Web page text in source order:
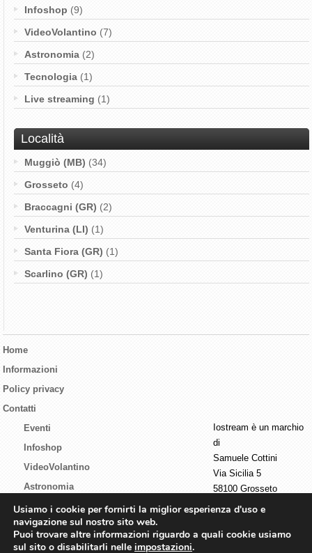
Infoshop (9)
VideoVolantino (7)
Astronomia (2)
Tecnologia (1)
Live streaming (1)
Località
Muggiò (MB) (34)
Grosseto (4)
Braccagni (GR) (2)
Venturina (LI) (1)
Santa Fiora (GR) (1)
Scarlino (GR) (1)
Home
Informazioni
Policy privacy
Contatti
Eventi
Infoshop
VideoVolantino
Astronomia
Tecnologia
Live streaming
Iostream è un marchio
di
Samuele Cottini
Via Sicilia 5
58100 Grosseto
P.I. 01440730537
Usiamo i cookie per fornirti la miglior esperienza d'uso e
navigazione sul nostro sito web.
Puoi trovare altre informazioni riguardo a quali cookie usiamo
sul sito o disabilitarli nelle impostazioni.